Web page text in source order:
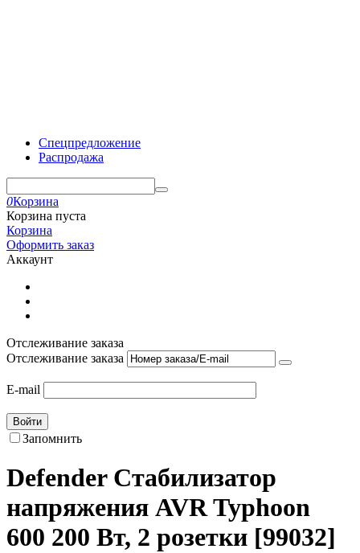
Спецпредложение
Распродажа
0Корзина
Корзина пуста
Корзина
Оформить заказ
Аккаунт
Отслеживание заказа
Отслеживание заказа
E-mail
Войти
Запомнить
Defender Стабилизатор
напряжения AVR Typhoon
600 200 Вт, 2 розетки [99032]